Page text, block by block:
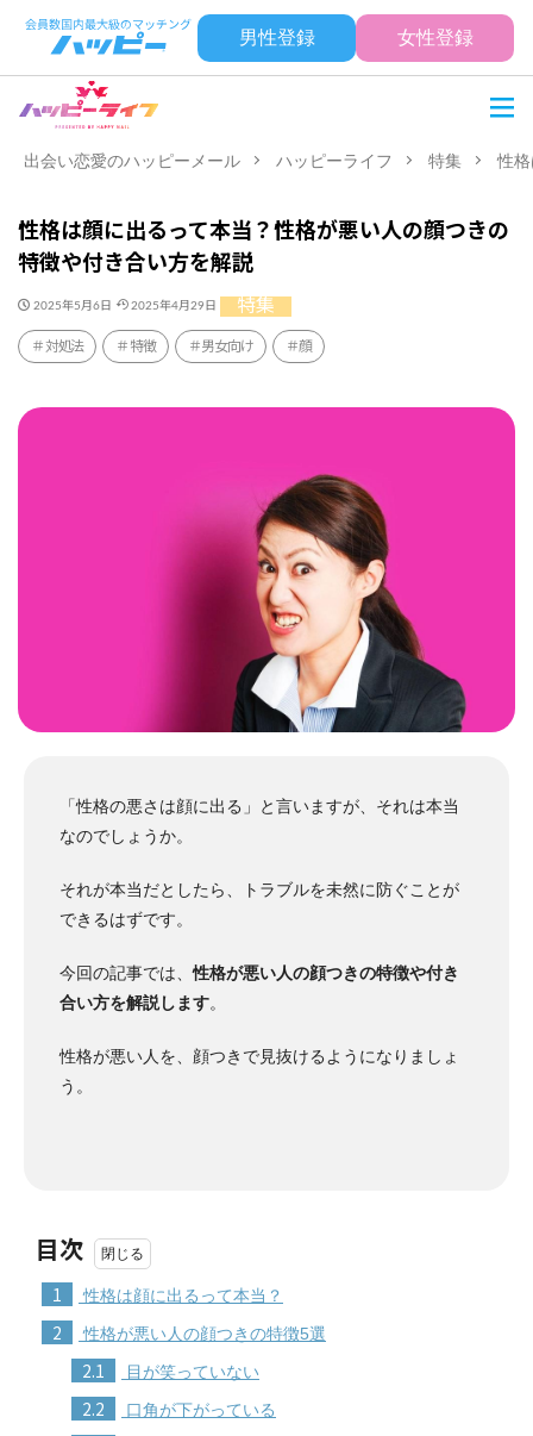
男性登録 女性登録
出会い恋愛のハッピーメール ハッピーライフ 特集 性
性格は顔に出るって本当？性格が悪い人の顔つきの
特徴や付き合い方を解説
2025年5月6日 2025年4月29日 特集
対処法 特徴 男女向け 顔
「性格の悪さは顔に出る」と言いますが、それは本当
なのでしょうか。
それが本当だとしたら、トラブルを未然に防ぐことが
できるはずです。
今回の記事では、性格が悪い人の顔つきの特徴や付き
合い方を解説します。
性格が悪い人を、顔つきで見抜けるようになりましょ
う。
目次
1 性格は顔に出るって本当？
2 性格が悪い人の顔つきの特徴5選
2.1 目が笑っていない
2.2 口角が下がっている